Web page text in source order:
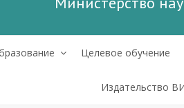
Целевое обучение
Издательство